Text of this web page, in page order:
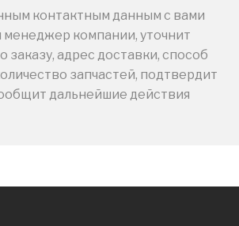
контактным данным с вами
менеджер компании, уточнит
заказу, адрес доставки, способ
запчастей, подтвердит
дальнейшие действия